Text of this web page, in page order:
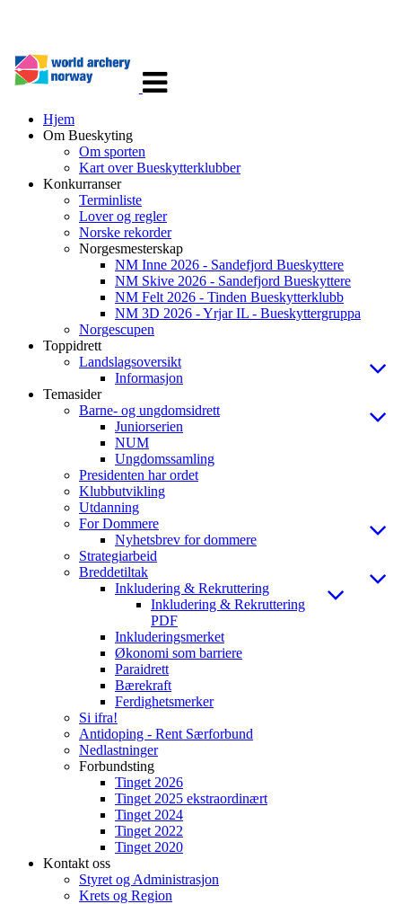
navigasjon
Hjem
Om Bueskyting
Om sporten
Kart over Bueskytterklubber
Konkurranser
Terminliste
Lover og regler
Norske rekorder
Norgesmesterskap
NM Inne 2026 - Sandefjord Bueskyttere
NM Skive 2026 - Sandefjord Bueskyttere
NM Felt 2026 - Tinden Bueskytterklubb
NM 3D 2026 - Yrjar IL - Bueskyttergruppa
Norgescupen
Toppidrett
Landslagsoversikt
Informasjon
Temasider
Barne- og ungdomsidrett
Juniorserien
NUM
Ungdomssamling
Presidenten har ordet
Klubbutvikling
Utdanning
For Dommere
Nyhetsbrev for dommere
Strategiarbeid
Breddetiltak
Inkludering & Rekruttering
Inkludering & Rekruttering
PDF
Inkluderingsmerket
Økonomi som barriere
Paraidrett
Bærekraft
Ferdighetsmerker
Si ifra!
Antidoping - Rent Særforbund
Nedlastninger
Forbundsting
Tinget 2026
Tinget 2025 ekstraordinært
Tinget 2024
Tinget 2022
Tinget 2020
Kontakt oss
Styret og Administrasjon
Krets og Region